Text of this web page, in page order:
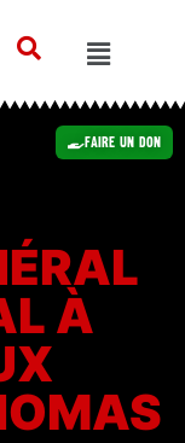
Faire un Don
À